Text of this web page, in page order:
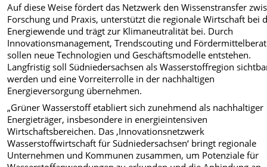
Auf diese Weise fördert das Netzwerk den Wissenstransfer
Forschung und Praxis, unterstützt die regionale Wirtschaft bei
Energiewende und trägt zur Klimaneutralität bei. Durch
Innovationsmanagement, Trendscouting und
sollen neue Technologien und Geschäftsmodelle entstehen.
Langfristig soll Südniedersachsen als Wasserstoffregion
werden und eine Vorreiterrolle in der nachhaltigen
Energieversorgung übernehmen.
„Grüner Wasserstoff etabliert sich zunehmend als nachhaltiger
Energieträger, insbesondere in energieintensiven
Wirtschaftsbereichen. Das ‚Innovationsnetzwerk
Wasserstoffwirtschaft für Südniedersachsen‘ bringt regionale
Unternehmen und Kommunen zusammen, um Potenziale für